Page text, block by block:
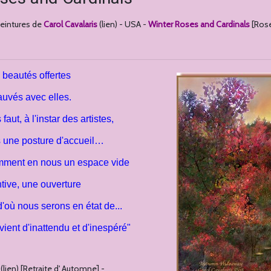
4e Hôtel à Insectes
deCarol Cavalaris(lien) - USA -Winter Roses and Cardinals
offertes
avec elles.
à l'instar des artistes,
une posture d'accueil…
en nous un espace vide
une ouverture
nous serons en état de...
d'inattendu et d'inespéré"
[Retraite d' Automne] -